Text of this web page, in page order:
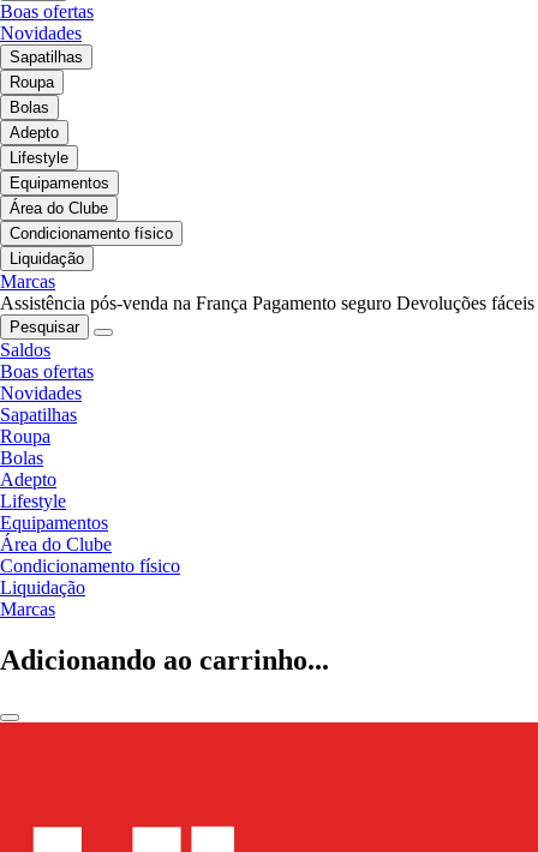
Boas ofertas
Novidades
Sapatilhas
Roupa
Bolas
Adepto
Lifestyle
Equipamentos
Área do Clube
Condicionamento físico
Liquidação
Marcas
Assistência pós-venda na França Pagamento seguro Devoluções fáceis
Pesquisar
Saldos
Boas ofertas
Novidades
Sapatilhas
Roupa
Bolas
Adepto
Lifestyle
Equipamentos
Área do Clube
Condicionamento físico
Liquidação
Marcas
Adicionando ao carrinho...